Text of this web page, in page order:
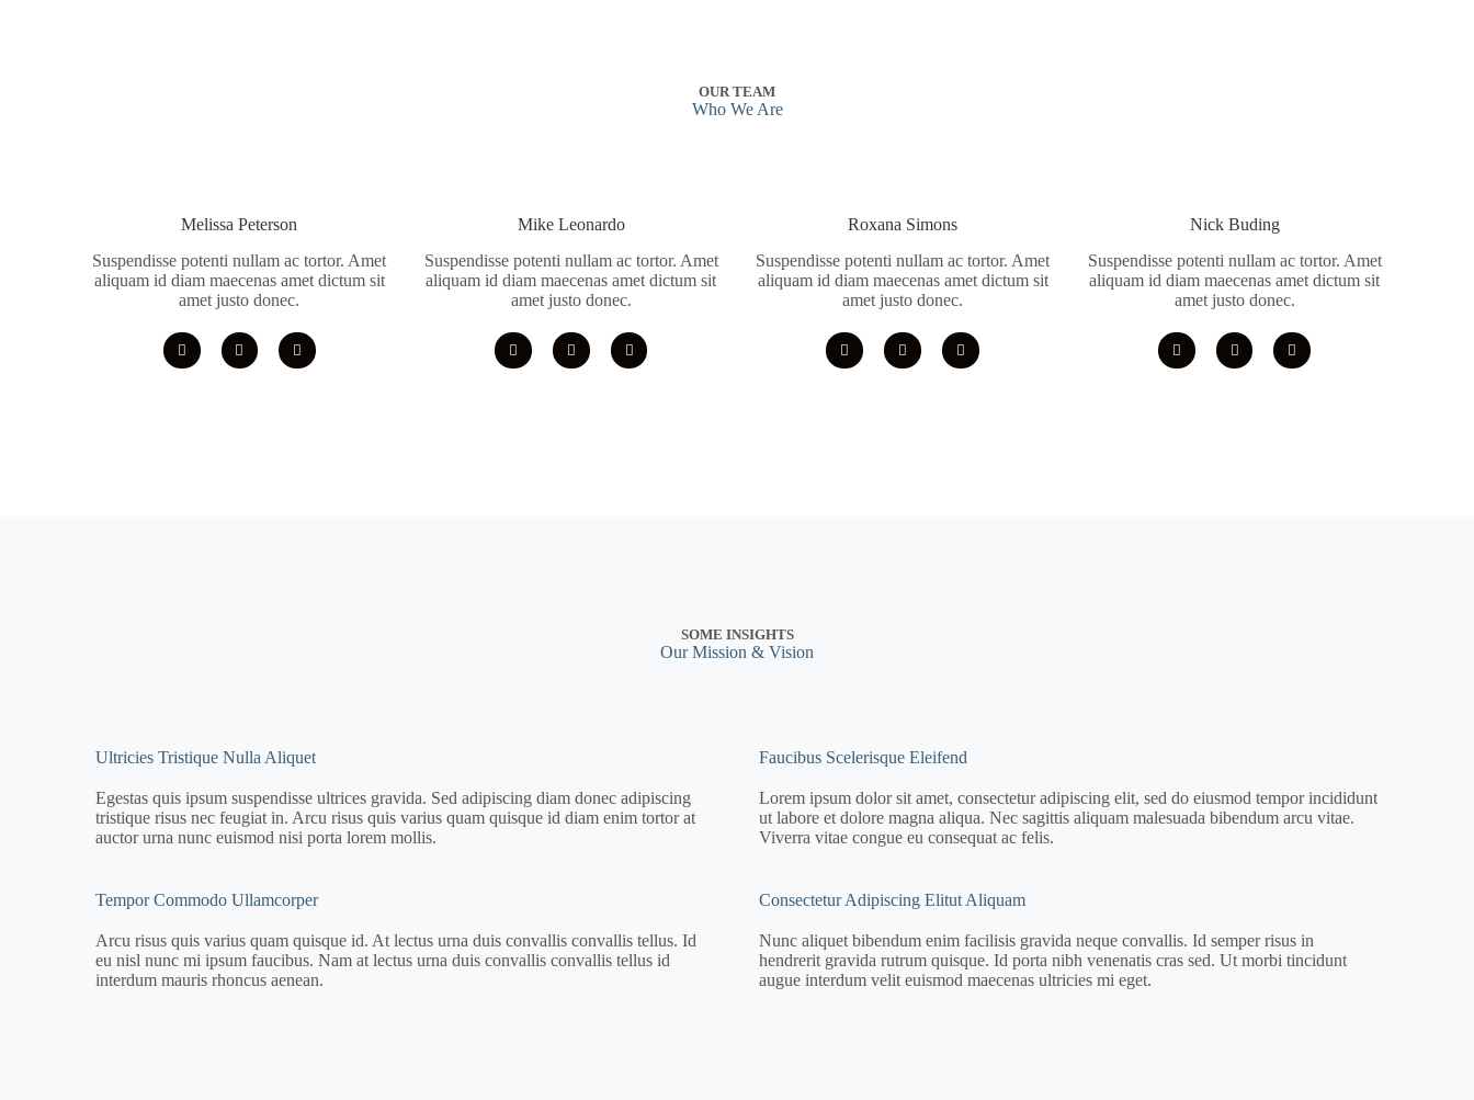
OUR TEAM
Who We Are
Melissa Peterson
Suspendisse potenti nullam ac tortor. Amet
aliquam id diam maecenas amet dictum sit
amet justo donec.
Mike Leonardo
Suspendisse potenti nullam ac tortor. Amet
aliquam id diam maecenas amet dictum sit
amet justo donec.
Roxana Simons
Suspendisse potenti nullam ac tortor. Amet
aliquam id diam maecenas amet dictum sit
amet justo donec.
Nick Buding
Suspendisse potenti nullam ac tortor. Amet
aliquam id diam maecenas amet dictum sit
amet justo donec.
SOME INSIGHTS
Our Mission & Vision
Ultricies Tristique Nulla Aliquet
Egestas quis ipsum suspendisse ultrices gravida. Sed adipiscing diam donec adipiscing
tristique risus nec feugiat in. Arcu risus quis varius quam quisque id diam enim tortor at
auctor urna nunc euismod nisi porta lorem mollis.
Faucibus Scelerisque Eleifend
Lorem ipsum dolor sit amet, consectetur adipiscing elit, sed do eiusmod tempor incididunt
ut labore et dolore magna aliqua. Nec sagittis aliquam malesuada bibendum arcu vitae.
Viverra vitae congue eu consequat ac felis.
Tempor Commodo Ullamcorper
Arcu risus quis varius quam quisque id. At lectus urna duis convallis convallis tellus. Id
eu nisl nunc mi ipsum faucibus. Nam at lectus urna duis convallis convallis tellus id
interdum mauris rhoncus aenean.
Consectetur Adipiscing Elitut Aliquam
Nunc aliquet bibendum enim facilisis gravida neque convallis. Id semper risus in
hendrerit gravida rutrum quisque. Id porta nibh venenatis cras sed. Ut morbi tincidunt
augue interdum velit euismod maecenas ultricies mi eget.